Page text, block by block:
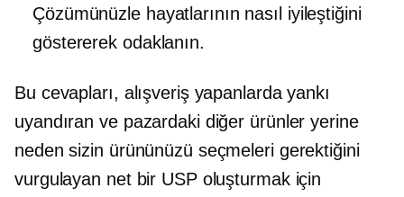
Çözümünüzle hayatlarının nasıl iyileştiğini
göstererek odaklanın.
Bu cevapları, alışveriş yapanlarda yankı
uyandıran ve pazardaki diğer ürünler yerine
neden sizin ürününüzü seçmeleri gerektiğini
vurgulayan net bir USP oluşturmak için